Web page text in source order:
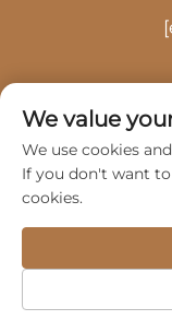
Autorska prava ©
We value
We use cookies
If you don't want
cookies.